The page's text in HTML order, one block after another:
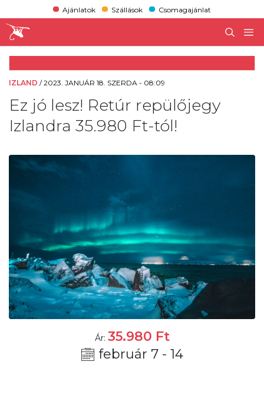
Ajánlatok Szállások Csomagajánlat
IZLAND /2023. JANUÁR 18. SZERDA - 08:09
Ez jó lesz! Retúr repülőjegy
Izlandra 35.980 Ft-tól!
Ár: 35.980 Ft
február 7 - 14